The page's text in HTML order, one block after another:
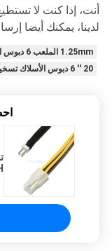
أنت، إذا كنت لا
لدينا، يمكنك أيضا
1.25mm الملعب 6 دبوس الأسلاك تسخير
20 '' 6 دبوس الأسلاك تسخير